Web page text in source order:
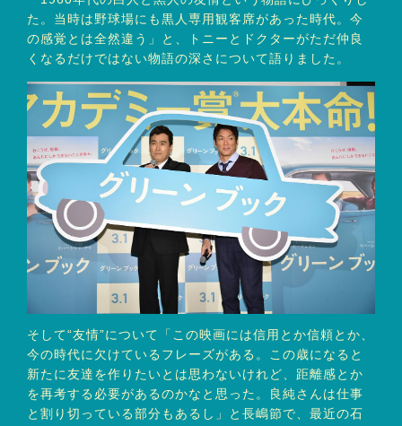
た。当時は野球場にも黒人専用観客席があった時代。今
の感覚とは全然違う」と、トニーとドクターがただ仲良
くなるだけではない物語の深さについて語りました。
そして“友情”について「この映画には信用とか信頼とか、
今の時代に欠けているフレーズがある。この歳になると
新たに友達を作りたいとは思わないけれど、距離感とか
を再考する必要があるのかなと思った。良純さんは仕事
と割り切っている部分もあるし」と長嶋節で、最近の石